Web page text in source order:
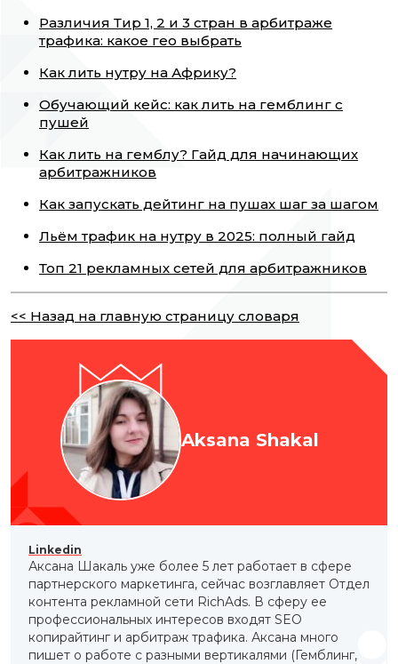
Различия Тир 1, 2 и 3 стран в арбитраже
трафика: какое гео выбрать
Как лить нутру на Африку?
Обучающий кейс: как лить на гемблинг с
пушей
Как лить на гемблу? Гайд для начинающих
арбитражников
Как запускать дейтинг на пушах шаг за шагом
Льём трафик на нутру в 2025: полный гайд
Топ 21 рекламных сетей для арбитражников
<< Назад на главную страницу словаря
Aksana Shakal
Linkedin
Аксана Шакаль уже более 5 лет работает в сфере
партнерского маркетинга, сейчас возглавляет Отдел
контента рекламной сети RichAds. В сферу ее
профессиональных интересов входят SEO
копирайтинг и арбитраж трафика. Аксана много
пишет о работе с разными вертикалями (Гемблинг,